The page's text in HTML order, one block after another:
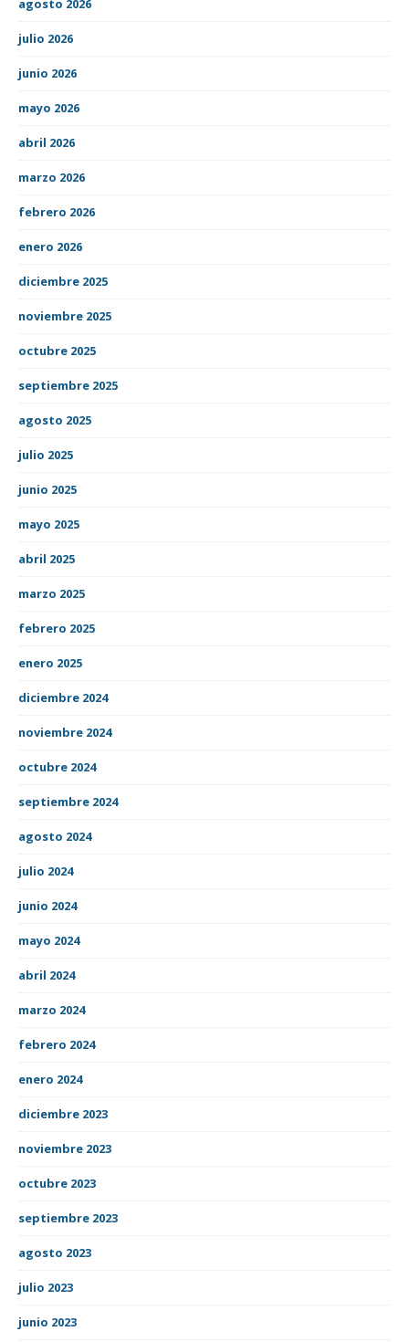
julio 2026
junio 2026
mayo 2026
abril 2026
marzo 2026
febrero 2026
enero 2026
diciembre 2025
noviembre 2025
octubre 2025
septiembre 2025
agosto 2025
julio 2025
junio 2025
mayo 2025
abril 2025
marzo 2025
febrero 2025
enero 2025
diciembre 2024
noviembre 2024
octubre 2024
septiembre 2024
agosto 2024
julio 2024
junio 2024
mayo 2024
abril 2024
marzo 2024
febrero 2024
enero 2024
diciembre 2023
noviembre 2023
octubre 2023
septiembre 2023
agosto 2023
julio 2023
junio 2023